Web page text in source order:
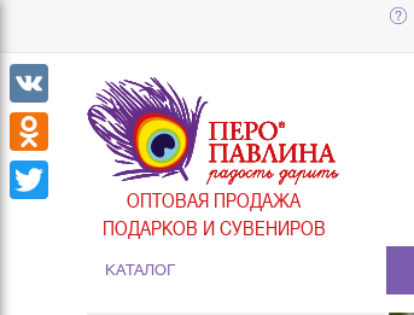
ОПТОВАЯ ПРОДАЖА
ПОДАРКОВ И СУВЕНИРОВ
КАТАЛОГ
VK
Odnoklassniki